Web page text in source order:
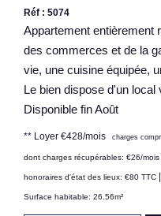
Réf : 5074
Appartement entièrement
des commerces et de la
vie, une cuisine équipée,
Le bien dispose d'un local
Disponible fin Août
** Loyer €428/mois charges
dont charges récupérables: €26/mois
honoraires d'état des lieux: €80 TTC |
Surface habitable: 26.56m²